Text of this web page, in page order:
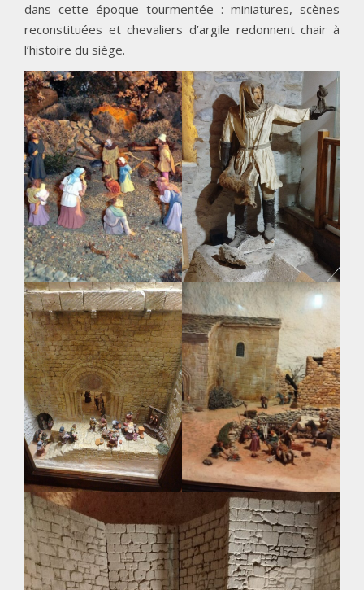
dans cette époque tourmentée : miniatures, scènes
reconstituées et chevaliers d’argile redonnent chair à
l’histoire du siège.